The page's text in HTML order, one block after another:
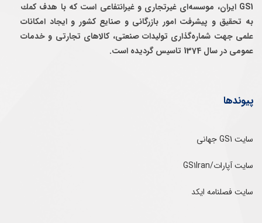
GS1 ایران، موسسه‌ای غيرتجاری و غيرانتفاعی است كه با هدف كمك
به تحقيق و پيشرفت امور بازرگانی و صنايع كشور و ايجاد امكانات
علمی جهت شماره‌گذاری توليدات صنعتی، كالاهای تجارتی و خدمات
عمومی در سال 1374 تاسيس گرديده است.
پیوندها
سایت GS1 جهانی
سایت آپارات/GS1Iran
سایت فصلنامه ایکد